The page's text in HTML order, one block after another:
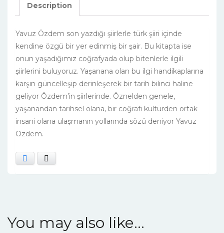
Description
Yavuz Özdem son yazdığı şiirlerle türk şiiri içinde
kendine özgü bir yer edinmiş bir şair. Bu kitapta ise
onun yaşadığımız coğrafyada olup bitenlerle ilgili
şiirlerini buluyoruz. Yaşanana olan bu ilgi handikaplarına
karşın güncelleşip derinleşerek bir tarih bilinci haline
geliyor Özdem’in şiirlerinde. Öznelden genele,
yaşanandan tarihsel olana, bir coğrafi kültürden ortak
insani olana ulaşmanın yollarında sözü deniyor Yavuz
Özdem.
You may also like…